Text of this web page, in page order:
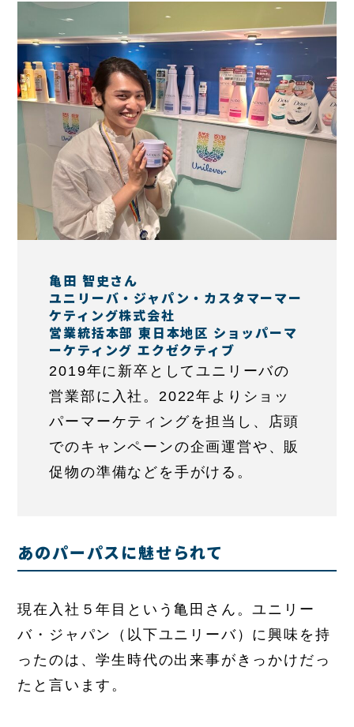
亀田 智史さん
ユニリーバ・ジャパン・カスタマーマー
ケティング株式会社
営業統括本部 東日本地区 ショッパーマ
ーケティング エクゼクティブ
2019年に新卒としてユニリーバの
営業部に入社。2022年よりショッ
パーマーケティングを担当し、店頭
でのキャンペーンの企画運営や、販
促物の準備などを手がける。
あのパーパスに魅せられて
現在入社５年目という亀田さん。ユニリー
バ・ジャパン（以下ユニリーバ）に興味を持
ったのは、学生時代の出来事がきっかけだっ
たと言います。